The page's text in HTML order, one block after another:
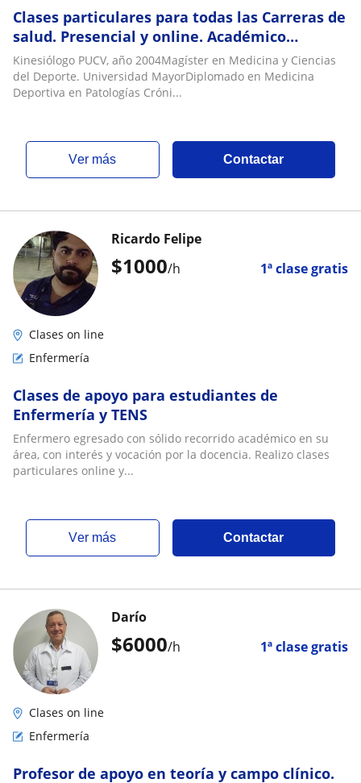
Clases particulares para todas las Carreras de
salud. Presencial y online. Académico
Magíster con 19 años de experiencia
Kinesiólogo PUCV, año 2004Magíster en Medicina y Ciencias
del Deporte. Universidad MayorDiplomado en Medicina
Deportiva en Patologías Cróni...
ver más Contactar
$1000/h 1ª clase gratis
Ricardo Felipe
Clases on line
Enfermería
Clases de apoyo para estudiantes de
Enfermería y TENS
Enfermero egresado con sólido recorrido académico en su
área, con interés y vocación por la docencia. Realizo clases
particulares online y...
ver más Contactar
$6000/h 1ª clase gratis
Darío
Clases on line
Enfermería
Profesor de apoyo en teoría y campo clínico.